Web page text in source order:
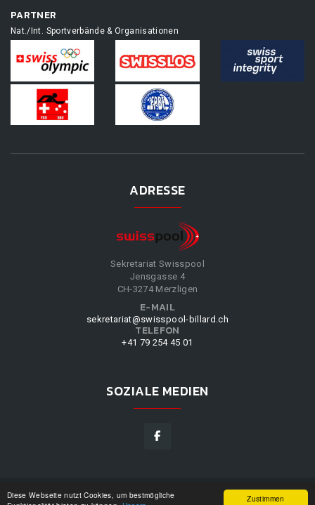
Zustimmen
Diese Webseite nutzt Cookies, um bestmögliche
PARTNER
Nat./Int. Sportverbände & Organisationen
ADRESSE
Sekretariat Swisspool
Jensgasse 4
CH-3274 Merzligen
E-MAIL
sekretariat@swisspool-billard.ch
TELEFON
+41 79 254 45 01
SOZIALE MEDIEN
SWISSPOOL©2026|DESIGN BY
UNSERE